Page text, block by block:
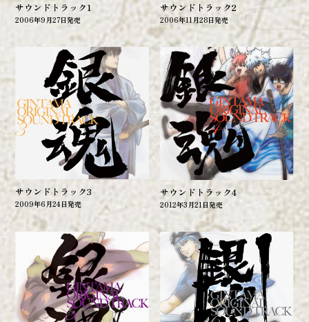
イベント
Blu-ray BOX
CD
サウンドトラック 銀魂BEST
OP/ED
OFFICIAL
サウンドトラック1
2006年9月27日発売
サウンドトラック2
2006年11月28日発売
サウンドトラック3
2009年6月24日発売
サウンドトラック4
2012年3月21日発売